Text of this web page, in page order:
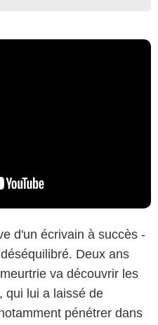
d'un écrivain à succès -
Deux ans
va découvrir les
qui lui a laissé de
pénétrer dans